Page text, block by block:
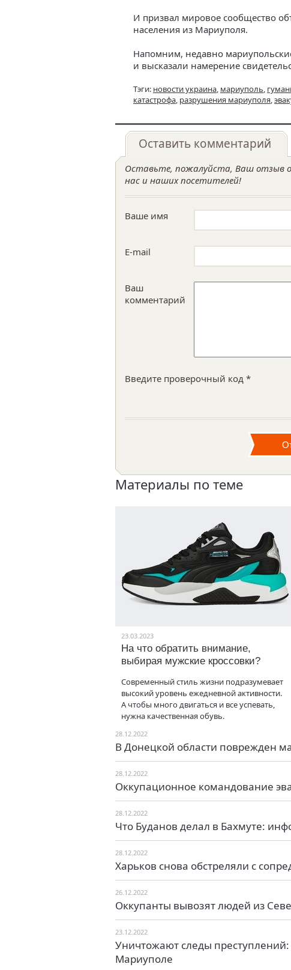
И призвал мировое сообщество
населения из Мариуполя.
Напомним, недавно
и высказали намерение
Тэги: новости украина, мариуполь,
катастрофа, разрушения мариуполя,
Оставить комментарий
Оставьте, пожалуйста, Ваш отзыв о
нас и наших посетителей!
Ваше имя
E-mail
Ваш
комментарий
Введите проверочный код *
Материалы по теме
23.03.2023
На что обратить внимание,
выбирая мужские кроссовки?
Современный стиль жизни подразумевает
высокий уровень ежедневной активности.
А чтобы много двигаться и все успевать,
нужна качественная обувь.
28.12.2022
В Донецкой области поврежден
28.12.2022
Оккупационное командование
28.12.2022
Что Буданов делал в Бахмуте:
28.12.2022
Харьков снова обстреляли с
26.12.2022
Оккупанты вывозят людей из
23.12.2022
Уничтожают следы
Мариуполе